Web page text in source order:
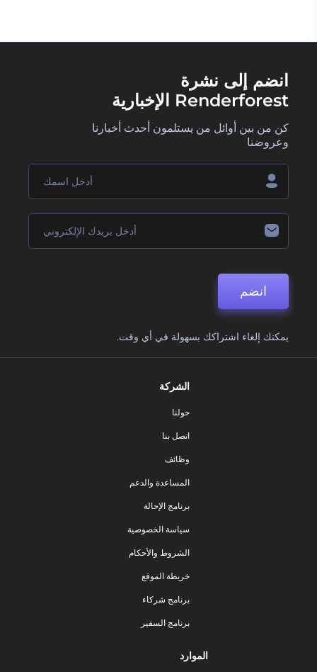
انضم إلى نشرة
Renderforest الإخبارية
كن من بين أوائل من يستلمون أحدث أخبارنا
وعروضنا
انضم
يمكنك إلغاء اشتراكك بسهولة في أي وقت.
الشركة
حولنا
اتصل بنا
وظائف
المساعدة والدعم
برنامج الإحالة
سياسة الخصوصية
الشروط والأحكام
خريطة الموقع
برنامج شركاء
برنامج السفير
الموارد